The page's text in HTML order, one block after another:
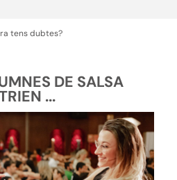
tens dubtes?
DE SALSA
...